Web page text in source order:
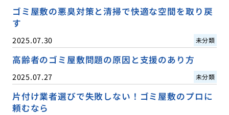
ゴミ屋敷の悪臭対策と清掃で快適な空間を取り戻
す
2025.07.30 未分類
高齢者のゴミ屋敷問題の原因と支援のあり方
2025.07.27 未分類
片付け業者選びで失敗しない！ゴミ屋敷のプロに
頼むなら